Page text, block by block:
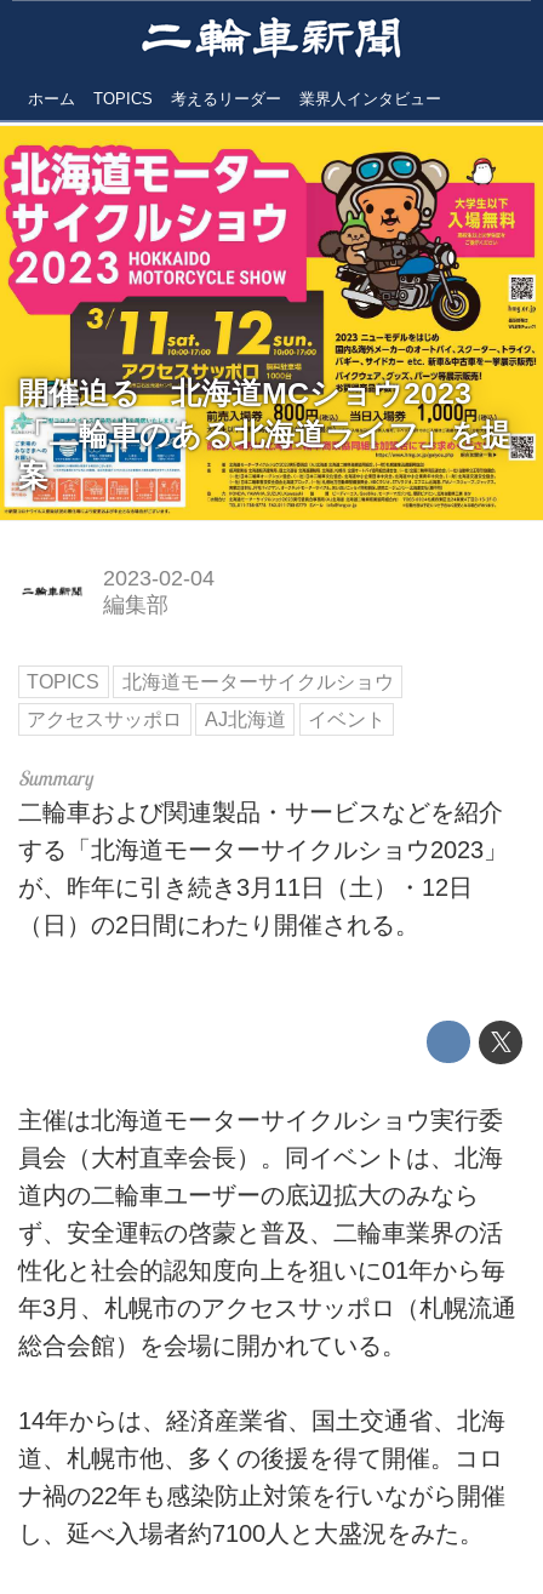
ホーム TOPICS 考えるリーダー 業界人インタビュー
開催迫る 北海道MCショウ2023
「二輪車のある北海道ライフ」を提
案
2023-02-04
編集部
TOPICS
北海道モーターサイクルショウ
アクセスサッポロ
AJ北海道 イベント
二輪車および関連製品・サービスなどを紹介
する「北海道モーターサイクルショウ2023」
が、昨年に引き続き3月11日（土）・12日
（日）の2日間にわたり開催される。
主催は北海道モーターサイクルショウ実行委
員会（大村直幸会長）。同イベントは、北海
道内の二輪車ユーザーの底辺拡大のみなら
ず、安全運転の啓蒙と普及、二輪車業界の活
性化と社会的認知度向上を狙いに01年から毎
年3月、札幌市のアクセスサッポロ（札幌流通
総合会館）を会場に開かれている。
14年からは、経済産業省、国土交通省、北海
道、札幌市他、多くの後援を得て開催。コロ
ナ禍の22年も感染防止対策を行いながら開催
し、延べ入場者約7100人と大盛況をみた。